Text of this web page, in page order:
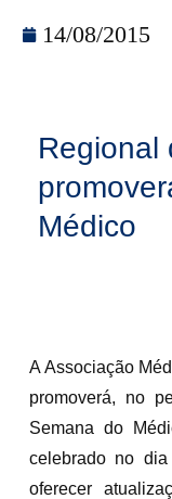
14/08/2015
Regional
Médico
A Associação
promoverá, no
Semana do
celebrado no
oferecer